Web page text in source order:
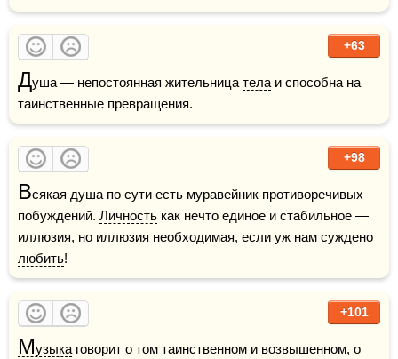
+63
Душа — непостоянная жительница тела и способна на
таинственные превращения.
+98
Всякая душа по сути есть муравейник противоречивых
побуждений. Личность как нечто единое и стабильное —
любить!
+101
Музыка говорит о том таинственном и возвышенном, о